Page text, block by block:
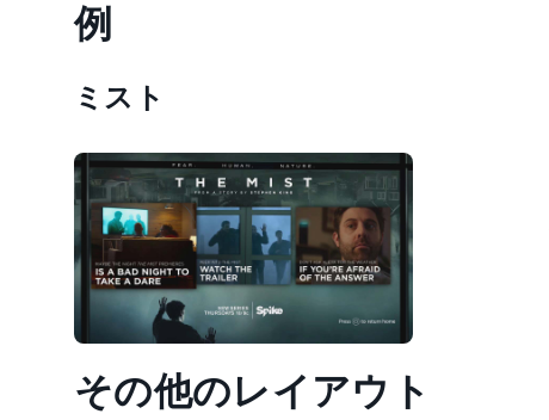
例
ミスト
その他のレイアウト